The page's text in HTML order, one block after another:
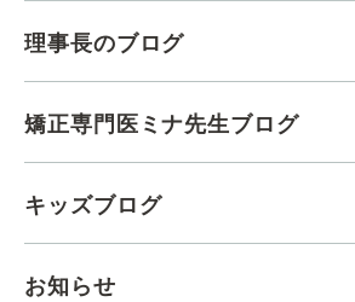
理事長のブログ
矯正専門医ミナ先生ブログ
キッズブログ
お知らせ